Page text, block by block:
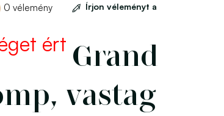
0 vélemény
Írjon véleményt a
ért Grand
vastag